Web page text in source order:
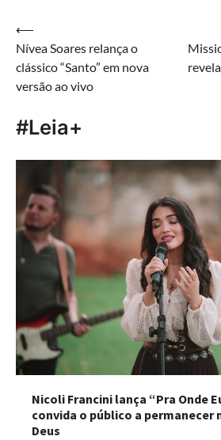
Navegação
de
Post
⟵
Nívea Soares relança o
clássico “Santo” em nova
versão ao vivo
#Leia+
Nicoli Francini lança “Pra Onde
convida o público a permanecer
Deus